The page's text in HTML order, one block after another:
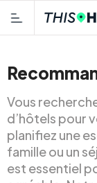
Vous
d’hôtels pour
planifiez une
famille ou un
est essentiel